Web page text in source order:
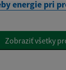
energie pri
Zobraziť všetky